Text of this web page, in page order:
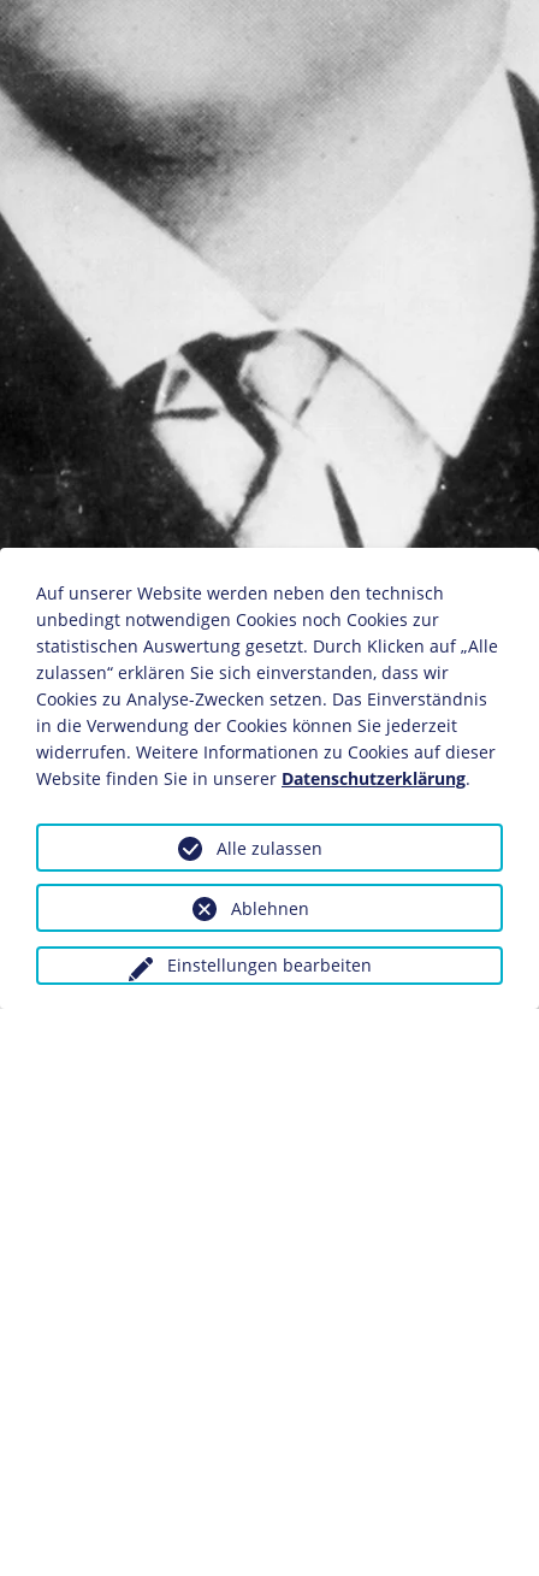
Ernst Barlach
Fotografie
Bildnachweis: Deutsches Historisches Museum,
Berlin
Inv.-Nr.: F 76/89
Dieses Objekt ist eingebunden in folgende LeMO-Seite:
Biografie Ernst Barlach
Anfragen wegen Bildvorlagen bitte unter Angabe des
Verwendungszwecks an:fotoservice@dhm.de
Auf unserer Website werden neben den technisch
unbedingt notwendigen Cookies noch Cookies zur
statistischen Auswertung gesetzt. Durch Klicken auf „Alle
zulassen“ erklären Sie sich einverstanden, dass wir
Cookies zu Analyse-Zwecken setzen. Das Einverständnis
in die Verwendung der Cookies können Sie jederzeit
widerrufen. Weitere Informationen zu Cookies auf dieser
Website finden Sie in unserer Datenschutzerklärung.
Einstellungen bearbeiten
Ablehnen
Alle zulassen